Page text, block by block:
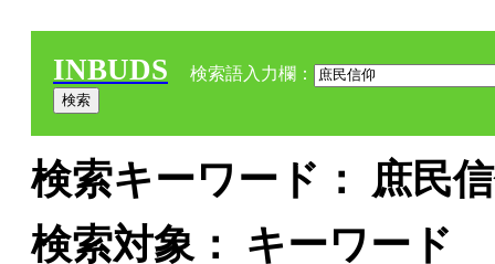
INBUDS 検索語入力欄：
検索キーワード： 庶民
検索対象： キーワード